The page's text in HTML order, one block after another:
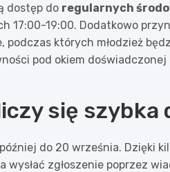
dostęp do regularnych
17:00-19:00. Dodatkowo
których młodzież
pod okiem
się szybka
do 20 września. Dzięki
zgłoszenie poprzez